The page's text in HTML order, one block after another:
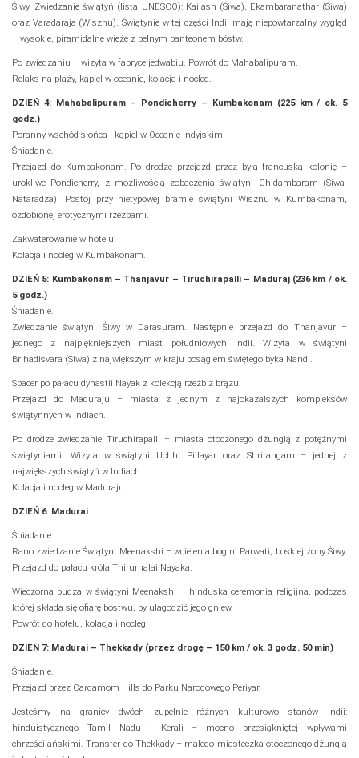
Śiwy. Zwiedzanie świątyń (lista UNESCO): Kailash (Śiwa), Ekambaranathar (Śiwa)
oraz Varadaraja (Wisznu). Świątynie w tej części Indii mają niepowtarzalny wygląd
– wysokie, piramidalne wieże z pełnym panteonem bóstw.
Po zwiedzaniu – wizyta w fabryce jedwabiu. Powrót do Mahabalipuram.
Relaks na plaży, kąpiel w oceanie, kolacja i nocleg.
DZIEŃ 4: Mahabalipuram – Pondicherry – Kumbakonam (225 km / ok. 5
godz.)
Poranny wschód słońca i kąpiel w Oceanie Indyjskim.
Śniadanie.
Przejazd do Kumbakonam. Po drodze przejazd przez byłą francuską kolonię –
urokliwe Pondicherry, z możliwością zobaczenia świątyni Chidambaram (Śiwa-
Nataradża). Postój przy nietypowej bramie świątyni Wisznu w Kumbakonam,
ozdobionej erotycznymi rzeźbami.
Zakwaterowanie w hotelu.
Kolacja i nocleg w Kumbakonam.
DZIEŃ 5: Kumbakonam – Thanjavur – Tiruchirapalli – Maduraj (236 km / ok.
5 godz.)
Śniadanie.
Zwiedzanie świątyni Śiwy w Darasuram. Następnie przejazd do Thanjavur –
jednego z najpiękniejszych miast południowych Indii. Wizyta w świątyni
Brihadisvara (Śiwa) z największym w kraju posągiem świętego byka Nandi.
Spacer po pałacu dynastii Nayak z kolekcją rzeźb z brązu.
Przejazd do Maduraju – miasta z jednym z najokazalszych kompleksów
świątynnych w Indiach.
Po drodze zwiedzanie Tiruchirapalli – miasta otoczonego dżunglą z potężnymi
świątyniami. Wizyta w świątyni Uchhi Pillayar oraz Shrirangam – jednej z
największych świątyń w Indiach.
Kolacja i nocleg w Maduraju.
DZIEŃ 6: Madurai
Śniadanie.
Rano zwiedzanie Świątyni Meenakshi – wcielenia bogini Parwati, boskiej żony Śiwy.
Przejazd do pałacu króla Thirumalai Nayaka.
Wieczorna pudża w świątyni Meenakshi – hinduska ceremonia religijna, podczas
której składa się ofiarę bóstwu, by ułagodzić jego gniew.
Powrót do hotelu, kolacja i nocleg.
DZIEŃ 7: Madurai – Thekkady (przez drogę – 150 km / ok. 3 godz. 50 min)
Śniadanie.
Przejazd przez Cardamom Hills do Parku Narodowego Periyar.
Jesteśmy na granicy dwóch zupełnie różnych kulturowo stanów Indii:
hinduistycznego Tamil Nadu i Kerali – mocno przesiąkniętej wpływami
chrześcijańskimi. Transfer do Thekkady – małego miasteczka otoczonego dżunglą